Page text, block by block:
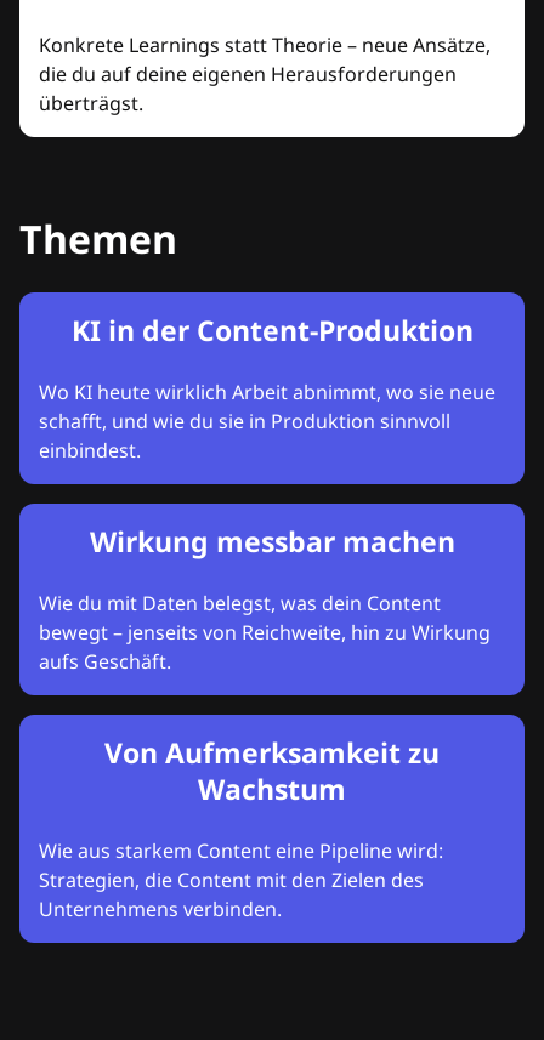
Konkrete Learnings statt Theorie – neue Ansätze,
die du auf deine eigenen Herausforderungen
überträgst.
Themen
KI in der Content-Produktion
Wo KI heute wirklich Arbeit abnimmt, wo sie neue
schafft, und wie du sie in Produktion sinnvoll
einbindest.
Wirkung messbar machen
Wie du mit Daten belegst, was dein Content
bewegt – jenseits von Reichweite, hin zu Wirkung
aufs Geschäft.
Von Aufmerksamkeit zu
Wachstum
Wie aus starkem Content eine Pipeline wird:
Strategien, die Content mit den Zielen des
Unternehmens verbinden.